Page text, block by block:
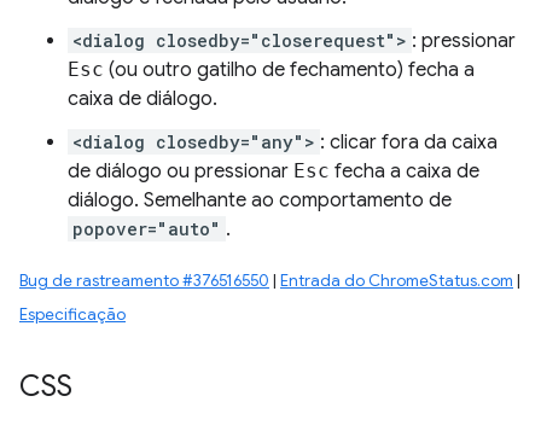
<dialog closedby="closerequest"> : pressionar
Esc (ou outro gatilho de fechamento) fecha a
caixa de diálogo.
<dialog closedby="any"> : clicar fora da caixa
de diálogo ou pressionar Esc fecha a caixa de
diálogo. Semelhante ao comportamento de
popover="auto" .
Bug de rastreamento #376516550 | Entrada do ChromeStatus.com |
Especificação
CSS